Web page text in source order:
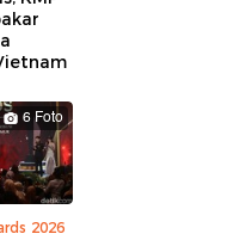
6 Foto
2026